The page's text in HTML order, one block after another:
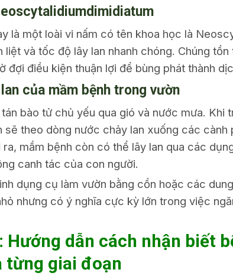
là một loài vi nấm có tên khoa học là
và tốc độ lây lan nhanh chóng. Chúng
điều kiện thuận lợi để bùng phát thành
của mầm bệnh trong vườn
bào tử chủ yếu qua gió và nước mưa. Khi
theo dòng nước chảy lan xuống các cành
mầm bệnh còn có thể lây lan qua các
canh tác của con người.
dụng cụ làm vườn bằng cồn hoặc các
nhưng có ý nghĩa cực kỳ lớn trong việc
Hướng dẫn cách nhận biết
từng giai đoạn